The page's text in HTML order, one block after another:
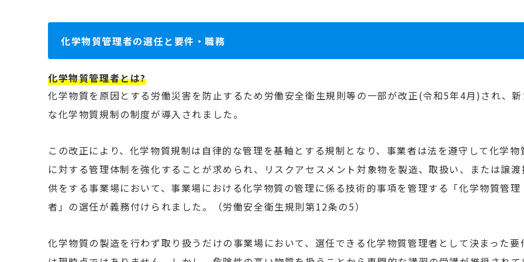
化学物質管理者の選任と要件・職務
化学物質管理者とは?
化学物質を原因とする労働災害を防止するため労働安全衛生規則等の一部が改正(令和5年4月)され、新
な化学物質規制の制度が導入されました。
この改正により、化学物質規制は自律的な管理を基軸とする規制となり、事業者は法を遵守して化学物
に対する管理体制を強化することが求められ、リスクアセスメント対象物を製造、取扱い、または譲渡
供をする事業場において、事業場における化学物質の管理に係る技術的事項を管理する「化学物質管理
者」の選任が義務付けられました。（労働安全衛生規則第12条の5）
化学物質の製造を行わず取り扱うだけの事業場において、選任できる化学物質管理者 として決まった要